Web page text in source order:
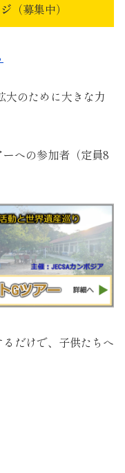
（募集中）
のために大きな力
への参加者（定員8
るだけで、子供たちへ